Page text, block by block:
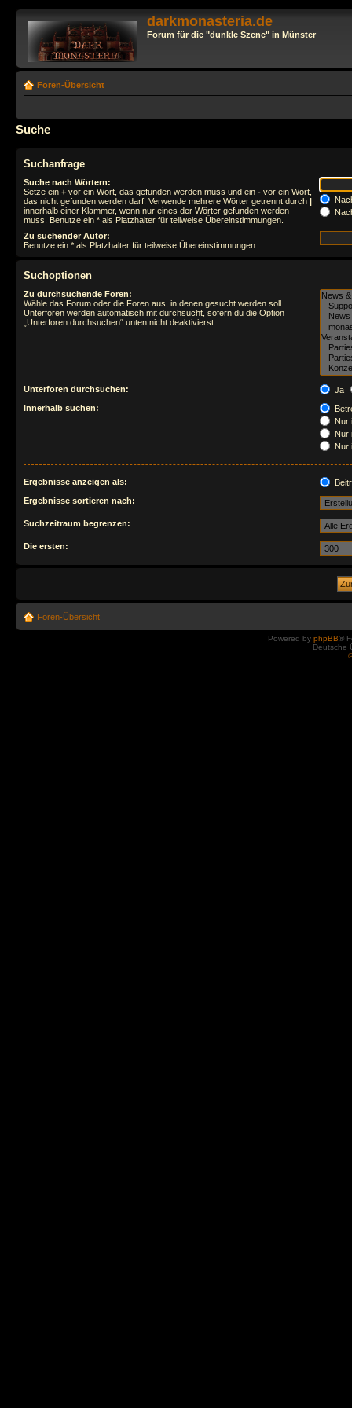
darkmonasteria.de
Forum für die "dunkle Szene" in Münster
Foren-Übersicht
Suche
Suchanfrage
Suche nach Wörtern:
Setze ein + vor ein Wort, das gefunden werden muss und ein - vor ein Wort,
das nicht gefunden werden darf. Verwende mehrere Wörter getrennt durch |
innerhalb einer Klammer, wenn nur eines der Wörter gefunden werden
muss. Benutze ein * als Platzhalter für teilweise Übereinstimmungen.
Zu suchender Autor:
Benutze ein * als Platzhalter für teilweise Übereinstimmungen.
Suchoptionen
Zu durchsuchende Foren:
Wähle das Forum oder die Foren aus, in denen gesucht werden soll.
Unterforen werden automatisch mit durchsucht, sofern du die Option
„Unterforen durchsuchen“ unten nicht deaktivierst.
Unterforen durchsuchen:
Ja
Innerhalb suchen:
Nur
Nur
Nur
Ergebnisse anzeigen als:
Ergebnisse sortieren nach:
Suchzeitraum begrenzen:
Die ersten:
Foren-Übersicht
Powered by phpBB®
Deutsche